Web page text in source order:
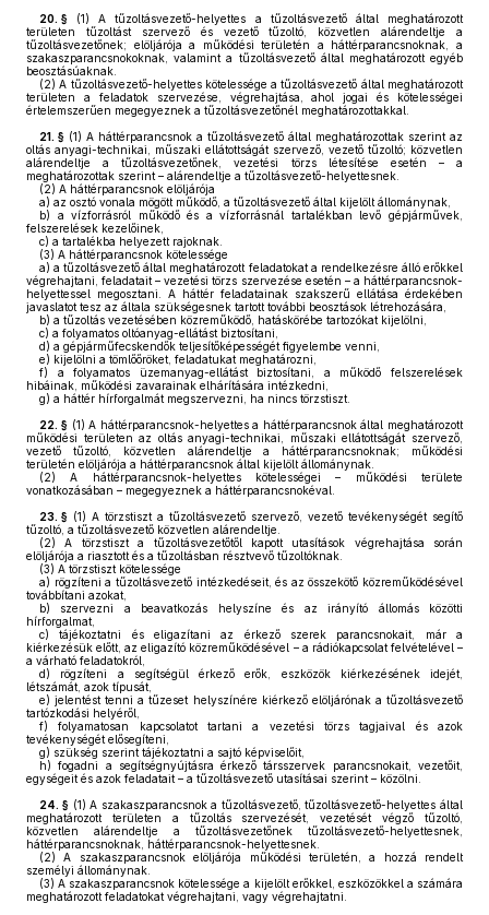
20. § (1) A tűzoltásvezető-helyettes a tűzoltásvezető által meghatározott
területen tűzoltást szervező és vezető tűzoltó, közvetlen alárendeltje a
tűzoltásvezetőnek; elöljárója a működési területén a háttérparancsnoknak, a
szakaszparancsnokoknak, valamint a tűzoltásvezető által meghatározott egyéb
beosztásúaknak.
(2) A tűzoltásvezető-helyettes kötelessége a tűzoltásvezető által meghatározott
területen a feladatok szervezése, végrehajtása, ahol jogai és kötelességei
értelemszerűen megegyeznek a tűzoltásvezetőnél meghatározottakkal.
21. § (1) A háttérparancsnok a tűzoltásvezető által meghatározottak szerint az
oltás anyagi-technikai, műszaki ellátottságát szervező, vezető tűzoltó; közvetlen
alárendeltje a tűzoltásvezetőnek, vezetési törzs létesítése esetén – a
meghatározottak szerint – alárendeltje a tűzoltásvezető-helyettesnek.
(2) A háttérparancsnok elöljárója
a) az osztó vonala mögött működő, a tűzoltásvezető által kijelölt állománynak,
b) a vízforrásról működő és a vízforrásnál tartalékban levő gépjárművek,
felszerelések kezelőinek,
c) a tartalékba helyezett rajoknak.
(3) A háttérparancsnok kötelessége
a) a tűzoltásvezető által meghatározott feladatokat a rendelkezésre álló erőkkel
végrehajtani, feladatait – vezetési törzs szervezése esetén – a háttérparancsnok-
helyettessel megosztani. A háttér feladatainak szakszerű ellátása érdekében
javaslatot tesz az általa szükségesnek tartott további beosztások létrehozására,
b) a tűzoltás vezetésében közreműködő, hatáskörébe tartozókat kijelölni,
c) a folyamatos oltóanyag-ellátást biztosítani,
d) a gépjárműfecskendők teljesítőképességét figyelembe venni,
e) kijelölni a tömlőőröket, feladatukat meghatározni,
f) a folyamatos üzemanyag-ellátást biztosítani, a működő felszerelések
hibáinak, működési zavarainak elhárítására intézkedni,
g) a háttér hírforgalmát megszervezni, ha nincs törzstiszt.
22. § (1) A háttérparancsnok-helyettes a háttérparancsnok által meghatározott
működési területen az oltás anyagi-technikai, műszaki ellátottságát szervező,
vezető tűzoltó, közvetlen alárendeltje a háttérparancsnoknak; működési
területén elöljárója a háttérparancsnok által kijelölt állománynak.
(2) A háttérparancsnok-helyettes kötelességei – működési területe
vonatkozásában – megegyeznek a háttérparancsnokéval.
23. § (1) A törzstiszt a tűzoltásvezető szervező, vezető tevékenységét segítő
tűzoltó, a tűzoltásvezető közvetlen alárendeltje.
(2) A törzstiszt a tűzoltásvezetőtől kapott utasítások végrehajtása során
elöljárója a riasztott és a tűzoltásban résztvevő tűzoltóknak.
(3) A törzstiszt kötelessége
a) rögzíteni a tűzoltásvezető intézkedéseit, és az összekötő közreműködésével
továbbítani azokat,
b) szervezni a beavatkozás helyszíne és az irányító állomás közötti
hírforgalmat,
c) tájékoztatni és eligazítani az érkező szerek parancsnokait, már a
kiérkezésük előtt, az eligazító közreműködésével – a rádiókapcsolat felvételével –
a várható feladatokról,
d) rögzíteni a segítségül érkező erők, eszközök kiérkezésének idejét,
létszámát, azok típusát,
e) jelentést tenni a tűzeset helyszínére kiérkező elöljárónak a tűzoltásvezető
tartózkodási helyéről,
f) folyamatosan kapcsolatot tartani a vezetési törzs tagjaival és azok
tevékenységét elősegíteni,
g) szükség szerint tájékoztatni a sajtó képviselőit,
h) fogadni a segítségnyújtásra érkező társszervek parancsnokait, vezetőit,
egységeit és azok feladatait – a tűzoltásvezető utasításai szerint – közölni.
24. § (1) A szakaszparancsnok a tűzoltásvezető, tűzoltásvezető-helyettes által
meghatározott területen a tűzoltás szervezését, vezetését végző tűzoltó,
közvetlen alárendeltje a tűzoltásvezetőnek tűzoltásvezető-helyettesnek,
háttérparancsnoknak, háttérparancsnok-helyettesnek.
(2) A szakaszparancsnok elöljárója működési területén, a hozzá rendelt
személyi állománynak.
(3) A szakaszparancsnok kötelessége a kijelölt erőkkel, eszközökkel a számára
meghatározott feladatokat végrehajtani, vagy végrehajtatni.